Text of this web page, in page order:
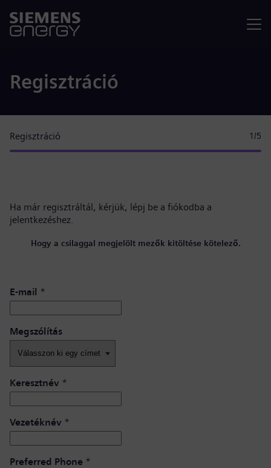
Regisztráció
Regisztráció 1 /5
Ha már regisztráltál, kérjük, lépj be a fiókodba a
jelentkezéshez.
Hogy a csilaggal megjelölt mezők kitöltése kötelező.
E-mail *
Megszólítás
Keresztnév *
Vezetéknév *
Preferred Phone *